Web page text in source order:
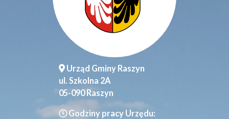
Urząd Gminy Raszyn
ul. Szkolna 2A
05-090 Raszyn
Godziny pracy Urzędu: